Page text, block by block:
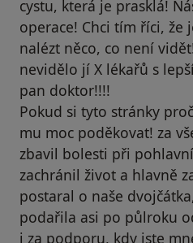
cystu, která je prasklá!
operace! Chci tím říci, že
nalézt něco, co není
nevidělo jí X lékařů s
pan doktor!!!!
Pokud si tyto stránky
mu moc poděkovat! za
zbavil bolesti při
zachránil život a hlavně
postaral o naše
podařila asi po půlroku
i za podporu, kdy jste